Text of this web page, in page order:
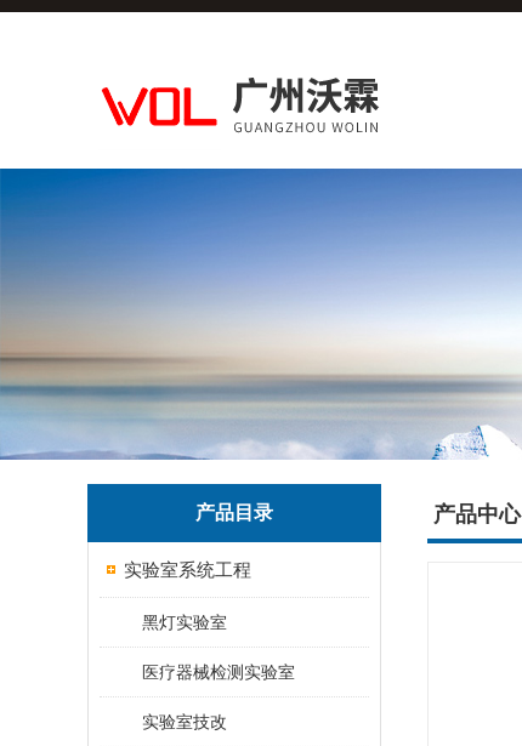
产品目录
实验室系统工程
黑灯实验室
医疗器械检测实验室
实验室技改
产品中心